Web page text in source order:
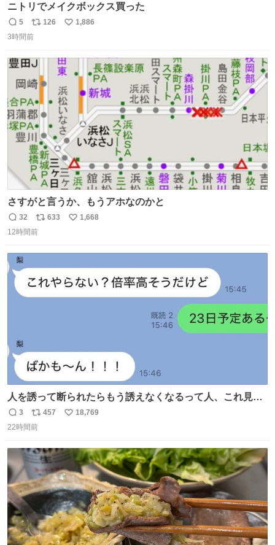
ニトリでメイクボックス買った
返
信
5
リ
ポ
ト
数
126
い
数
1,886
3時間前
さすがと言うか、もうアホなのかと
返
信
32
リ
ポ
数
633
い
1,668
12時間前
人を誘って断られたらもう誘えなくなるって人、これ見て
元気出してほしい
返
信
3
リ
ポ
ト
数
457
い
18,769
22時間前